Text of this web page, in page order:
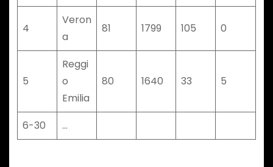
4
Veron
a
81 1799 105 0
5
Reggi
o
Emilia
80 1640 33 5
6-30 …